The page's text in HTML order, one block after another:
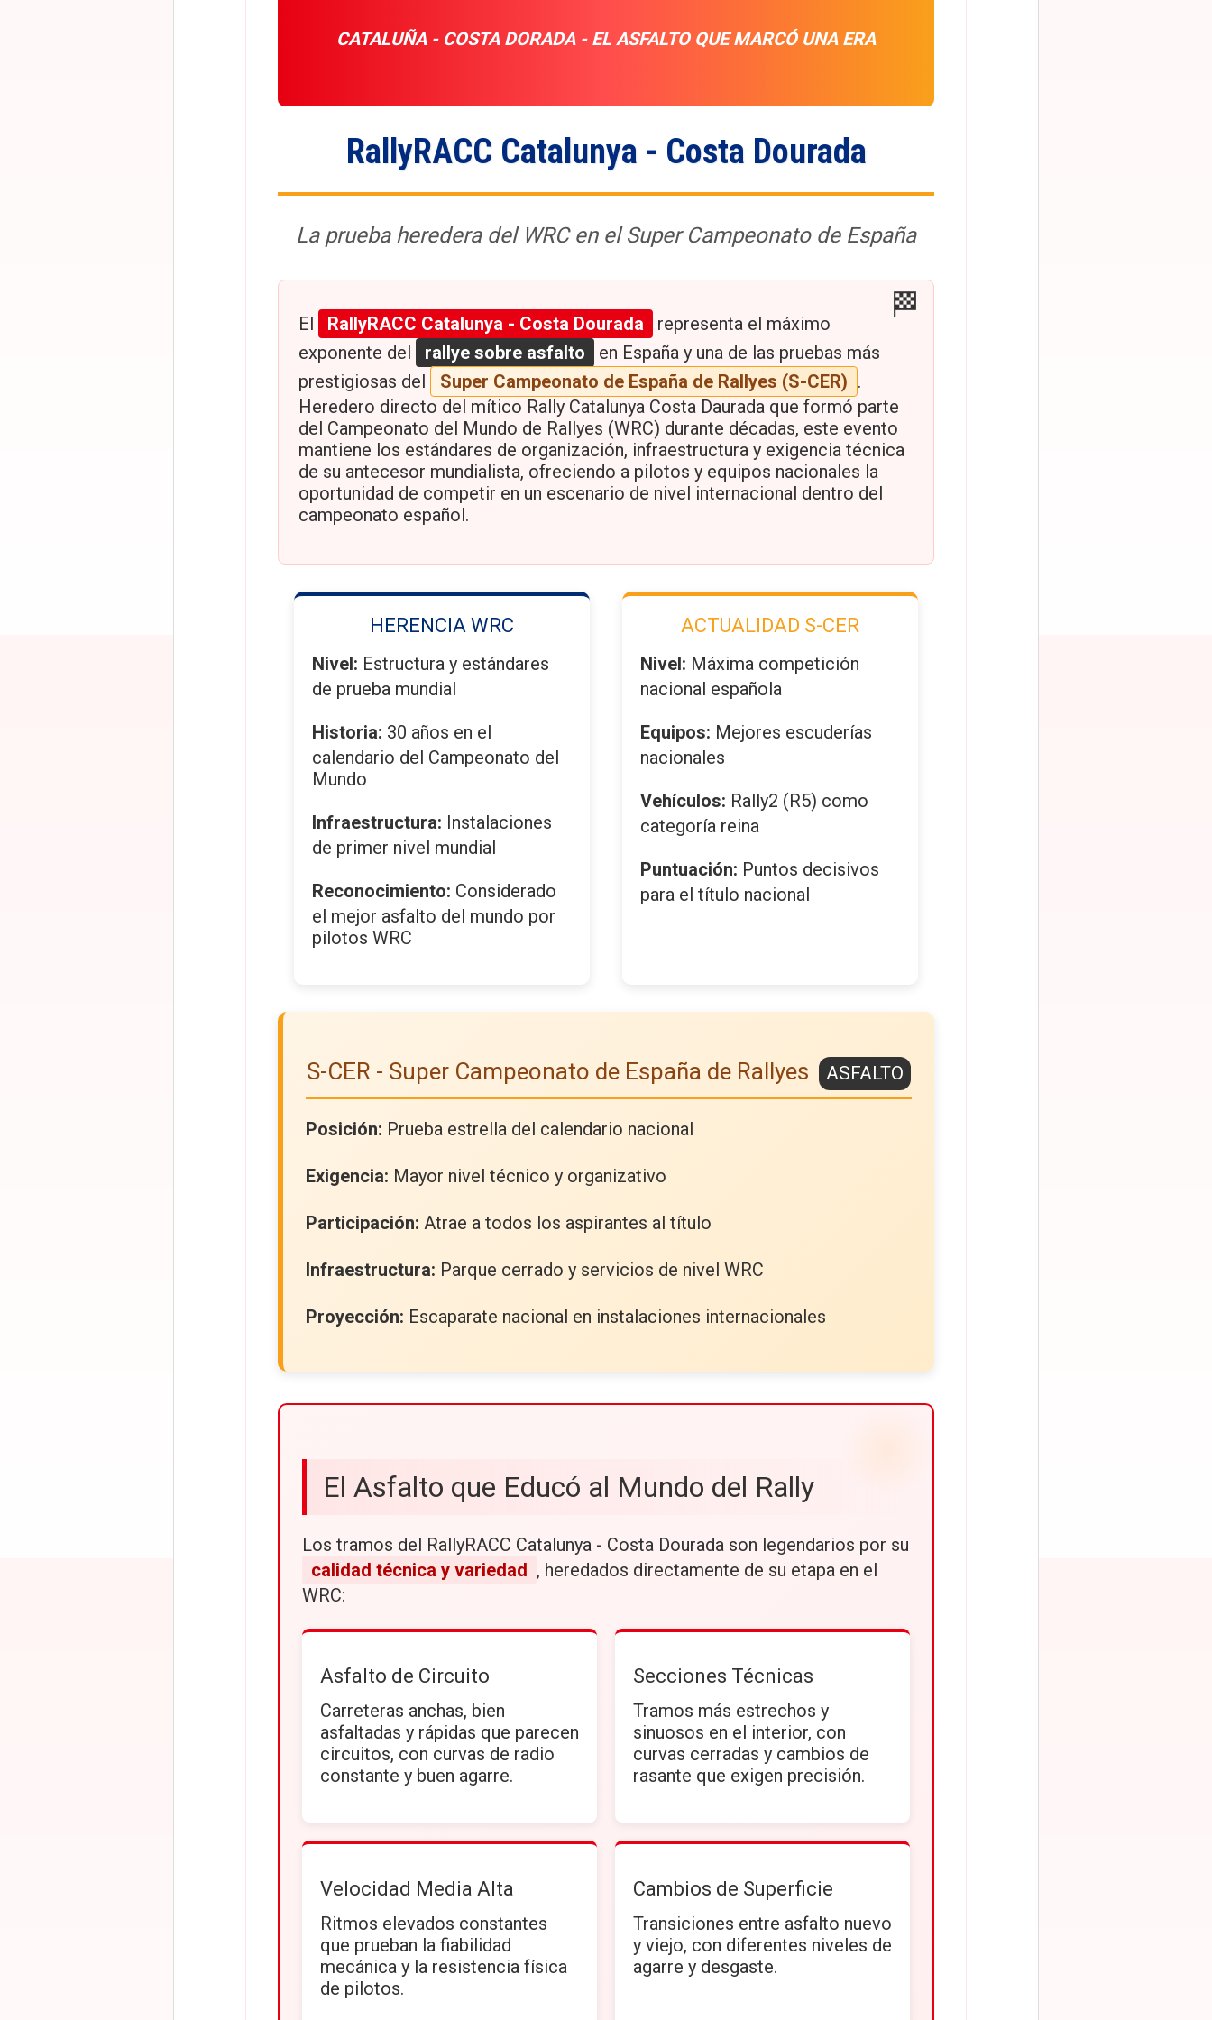
CATALUÑA - COSTA DORADA - EL ASFALTO QUE MARCÓ UNA ERA
RallyRACC Catalunya - Costa Dourada
La prueba heredera del WRC en el Super Campeonato de España
El RallyRACC Catalunya - Costa Dourada
representa el máximo
exponente del
rallye sobre asfalto
en España y una de las pruebas más
prestigiosas del
Super Campeonato de España de Rallyes (S-CER) .
Heredero directo del mítico Rally Catalunya Costa Daurada que formó parte
del Campeonato del Mundo de Rallyes (WRC) durante décadas, este evento
mantiene los estándares de organización, infraestructura y exigencia técnica
de su antecesor mundialista, ofreciendo a pilotos y equipos nacionales la
oportunidad de competir en un escenario de nivel internacional dentro del
campeonato español.
HERENCIA WRC
Nivel: Estructura y estándares
de prueba mundial
Historia: 30 años en el
calendario del Campeonato del
Mundo
Infraestructura: Instalaciones
de primer nivel mundial
Reconocimiento: Considerado
el mejor asfalto del mundo por
pilotos WRC
ACTUALIDAD S-CER
Nivel: Máxima competición
nacional española
Equipos: Mejores escuderías
nacionales
Vehículos: Rally2 (R5) como
categoría reina
Puntuación: Puntos decisivos
para el título nacional
S-CER - Super Campeonato de España de Rallyes ASFALTO
Posición: Prueba estrella del calendario nacional
Exigencia: Mayor nivel técnico y organizativo
Participación: Atrae a todos los aspirantes al título
Infraestructura: Parque cerrado y servicios de nivel WRC
Proyección: Escaparate nacional en instalaciones internacionales
El Asfalto que Educó al Mundo del Rally
Los tramos del RallyRACC Catalunya - Costa Dourada son legendarios por su
calidad técnica y variedad , heredados directamente de su etapa en el
WRC:
Asfalto de Circuito
Carreteras anchas, bien
asfaltadas y rápidas que parecen
circuitos, con curvas de radio
constante y buen agarre.
Secciones Técnicas
Tramos más estrechos y
sinuosos en el interior, con
curvas cerradas y cambios de
rasante que exigen precisión.
Velocidad Media Alta
Ritmos elevados constantes
que prueban la fiabilidad
mecánica y la resistencia física
de pilotos.
Cambios de Superficie
Transiciones entre asfalto nuevo
y viejo, con diferentes niveles de
agarre y desgaste.